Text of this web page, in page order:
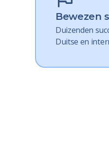
Bewezen
Duizenden
Duitse en